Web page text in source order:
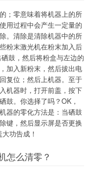
；零意味着将机器上的所
用过程中会产生一定量的
。清除是清除机器中的所
粉末激光机在粉末加入后
鼓，然后将粉盒与左边的
加入新粉末，然后拔出电
复位；然后上机器。至于
机器时，打开前盖，按下
鼓。你选择了吗？OK，
器的零化方法是：当硒鼓
键，然后显示屏是否更换
功告成！
怎么清零？